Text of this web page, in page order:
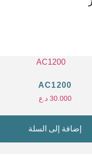
AC1200
30.000 د.ع
إضافة إلى السلة